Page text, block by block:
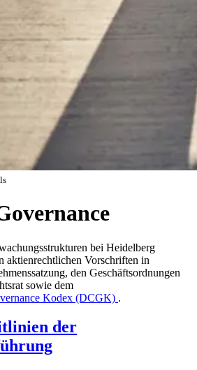
bei Heidelberg
aktienrechtlichen Vorschriften in
den Geschäftsordnungen
sowie dem
Kodex (DCGK) .
der